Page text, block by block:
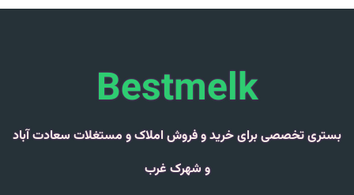
Bestmelk
بستری تخصصی برای خرید و فروش املاک و مستغلات سعادت آباد
و شهرک غرب